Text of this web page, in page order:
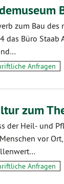
zum Bau
das Büro Staab
Anfragen
zum
der Heil- und
vor
Anfragen